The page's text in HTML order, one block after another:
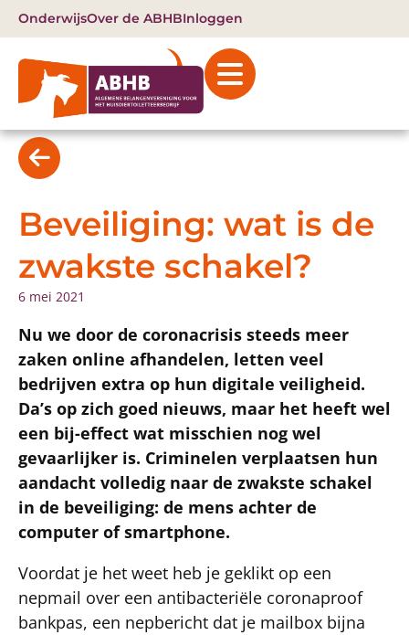
OnderwijsOver de ABHBInloggen
Beveiliging: wat is de
zwakste schakel?
6 mei 2021
Nu we door de coronacrisis steeds meer
zaken online afhandelen, letten veel
bedrijven extra op hun digitale veiligheid.
Da’s op zich goed nieuws, maar het heeft wel
een bij-effect wat misschien nog wel
gevaarlijker is. Criminelen verplaatsen hun
aandacht volledig naar de zwakste schakel
in de beveiliging: de mens achter de
computer of smartphone.
Voordat je het weet heb je geklikt op een
nepmail over een antibacteriële coronaproof
bankpas, een nepbericht dat je mailbox bijna